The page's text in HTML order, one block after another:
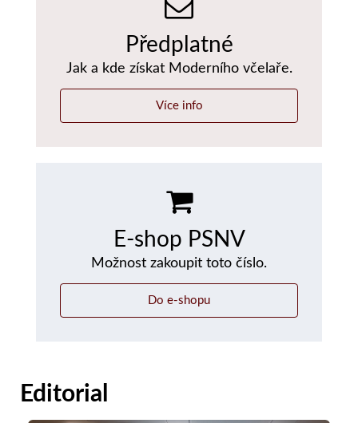
Předplatné
Jak a kde získat Moderního včelaře.
Více info
E-shop PSNV
Možnost zakoupit toto číslo.
Do e-shopu
Editorial